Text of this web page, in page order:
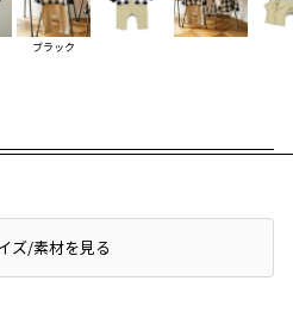
ブラック
ズ/素材を見る